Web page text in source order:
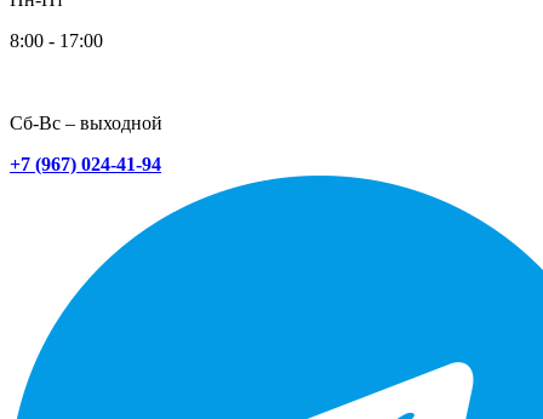
8:00 - 17:00
Сб-Вс – выходной
+7 (967) 024-41-94